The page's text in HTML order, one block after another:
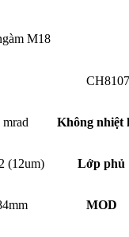
M18
Không nhiệt
(12um) Lớp phủ
MOD